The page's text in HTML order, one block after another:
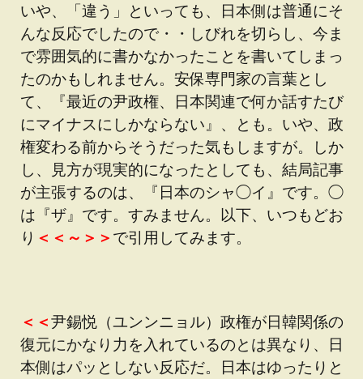
いや、「違う」といっても、日本側は普通にそ
んな反応でしたので・・しびれを切らし、今ま
で雰囲気的に書かなかったことを書いてしまっ
たのかもしれません。安保専門家の言葉とし
て、『最近の尹政権、日本関連で何か話すたび
にマイナスにしかならない』、とも。いや、政
権変わる前からそうだった気もしますが。しか
し、見方が現実的になったとしても、結局記事
が主張するのは、『日本のシャ◯イ』です。◯
は『ザ』です。すみません。以下、いつもどお
り ＜＜～＞＞ で引用してみます。
＜＜尹錫悦（ユンンニョル）政権が日韓関係の
復元にかなり力を入れているのとは異なり、日
本側はパッとしない反応だ。日本はゆったりと